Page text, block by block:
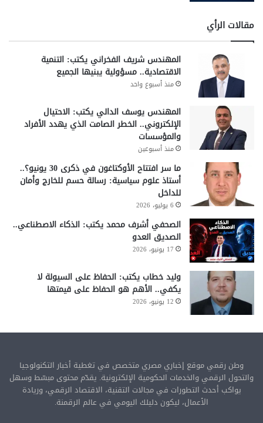
مقالات الرأي
المهندس شريف الفخراني يكتب: التنمية
الاقتصادية.. مسؤولية يبنيها الجميع
منذ أسبوع واحد
المهندس يوسف الدالي يكتب: الاحتيال
الإلكتروني.. الخطر الصامت الذي يهدد الأفراد
والمؤسسات
منذ أسبوعين
ما سر افتتاح الأوكتاغون في ذكرى 30 يونيو؟..
أستاذ علوم سياسية: رسالة حسم للخارج وأمان
للداخل
6 يوليو، 2026
الصحفي أشرف محمد يكتب: الذكاء الاصطناعي..
الصديق العدو
17 يونيو، 2026
وليد خطاب يكتب: الحفاظ على السيولة لا
يكفي.. الأهم هو الحفاظ على قيمتها
12 يونيو، 2026
وطن رقمي موقع إخباري مصري متخصص في تغطية أخبار التكنولوجيا
والتحول الرقمي والخدمات الحكومية الإلكترونية. يقدّم محتوى مبسّط وسهل
يواكب أحدث التطورات في مجالات التقنية، الاقتصاد الرقمي، وريادة
الأعمال، ليكون دليلك اليومي في عالم الرقمنة.